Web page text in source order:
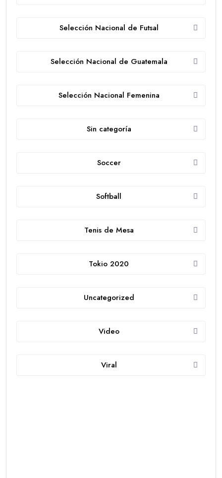
Selección Nacional de Futsal
Selección Nacional de Guatemala
Selección Nacional Femenina
Sin categoría
Soccer
Softball
Tenis de Mesa
Tokio 2020
Uncategorized
Video
Viral